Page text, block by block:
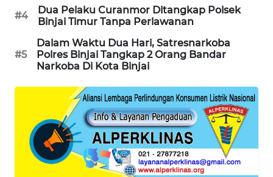
#4
Dua Pelaku Curanmor Ditangkap Polsek
Binjai Timur Tanpa Perlawanan
#5
Dalam Waktu Dua Hari, Satresnarkoba
Polres Binjai Tangkap 2 Orang Bandar
Narkoba Di Kota Binjai
KARING
JURNAL
NEWS
GARONGGANG
NEWS